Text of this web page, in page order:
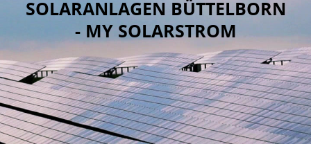
SOLARANLAGEN BÜTTELBORN
- MY SOLARSTROM